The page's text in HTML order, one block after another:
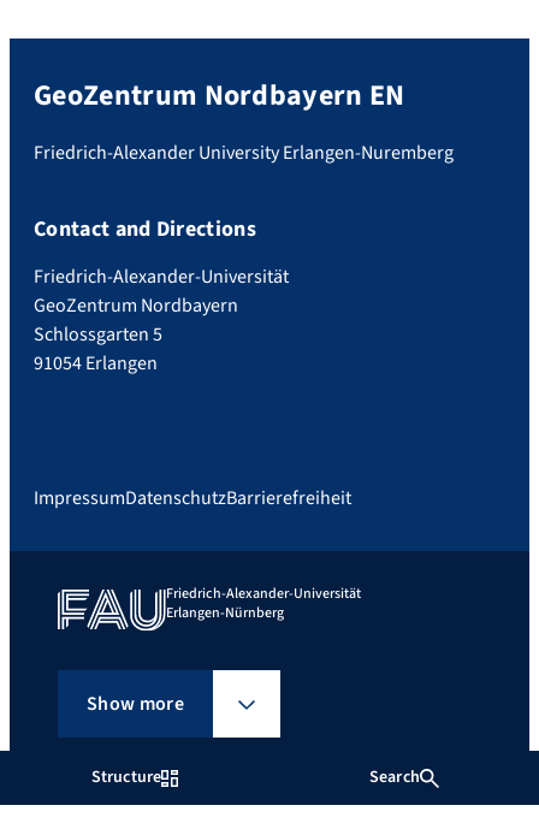
Structure Search
GeoZentrum Nordbayern EN
Friedrich-Alexander University Erlangen-Nuremberg
Contact and Directions
Friedrich-Alexander-Universität
GeoZentrum Nordbayern
Schlossgarten 5
91054 Erlangen
ImpressumDatenschutzBarrierefreiheit
Friedrich-Alexander-Universität
Erlangen-Nürnberg
Show more